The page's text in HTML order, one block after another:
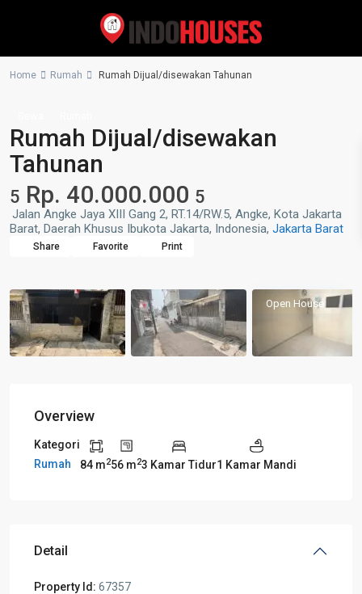
Home Rumah Rumah Dijual/disewakan Tahunan
Rumah Dijual/disewakan
Tahunan
5 Rp. 40.000.000 5
Jalan Angke Jaya XIII Gang 2, RT.14/RW.5, Angke, Kota Jakarta
Barat, Daerah Khusus Ibukota Jakarta, Indonesia, Jakarta Barat
Share Favorite Print
Open House
Overview
Kategori
Rumah
84 m256 m23 Kamar Tidur1 Kamar Mandi
Detail
Property Id: 67357